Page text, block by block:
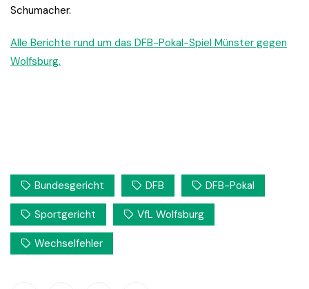
Schumacher.
Alle Berichte rund um das DFB-Pokal-Spiel Münster gegen
Wolfsburg.
Bundesgericht DFB DFB-Pokal
Sportgericht VfL Wolfsburg
Wechselfehler